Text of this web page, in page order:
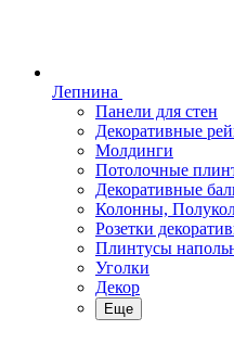
Лепнина
Панели для стен
Декоративные
Молдинги
Потолочные
Декоративные
Колонны,
Розетки
Плинтусы
Уголки
Декор
Еще